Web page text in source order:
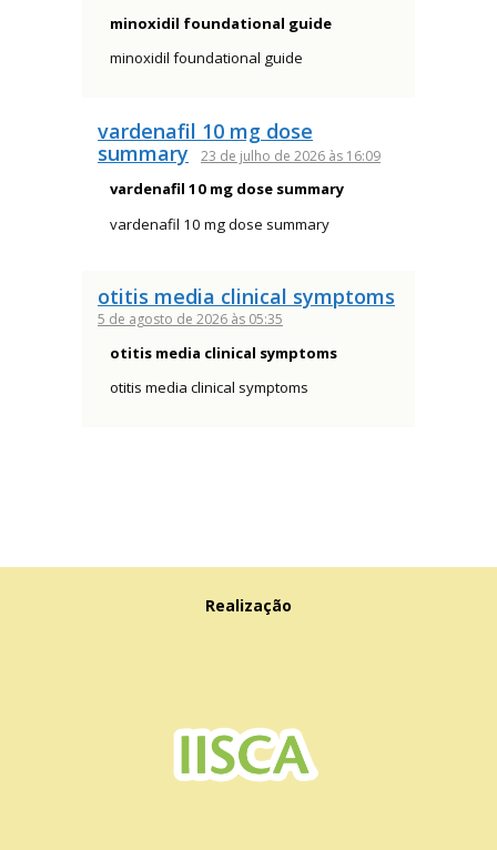
minoxidil foundational guide
minoxidil foundational guide
vardenafil 10 mg dose
summary
23 de julho de 2026 às 16:09
vardenafil 10 mg dose summary
vardenafil 10 mg dose summary
otitis media clinical symptoms
5 de agosto de 2026 às 05:35
otitis media clinical symptoms
otitis media clinical symptoms
Realização